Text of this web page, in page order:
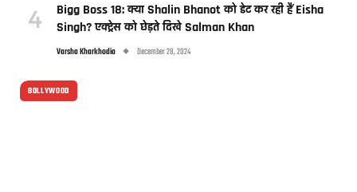
Bigg Boss 18: क्या Shalin Bhanot को डेट कर रही हैं Eisha
Singh? एक्ट्रेस को छेड़ते दिखे Salman Khan
Varsha Kharkhodia December 28, 2024
BOLLYWOOD